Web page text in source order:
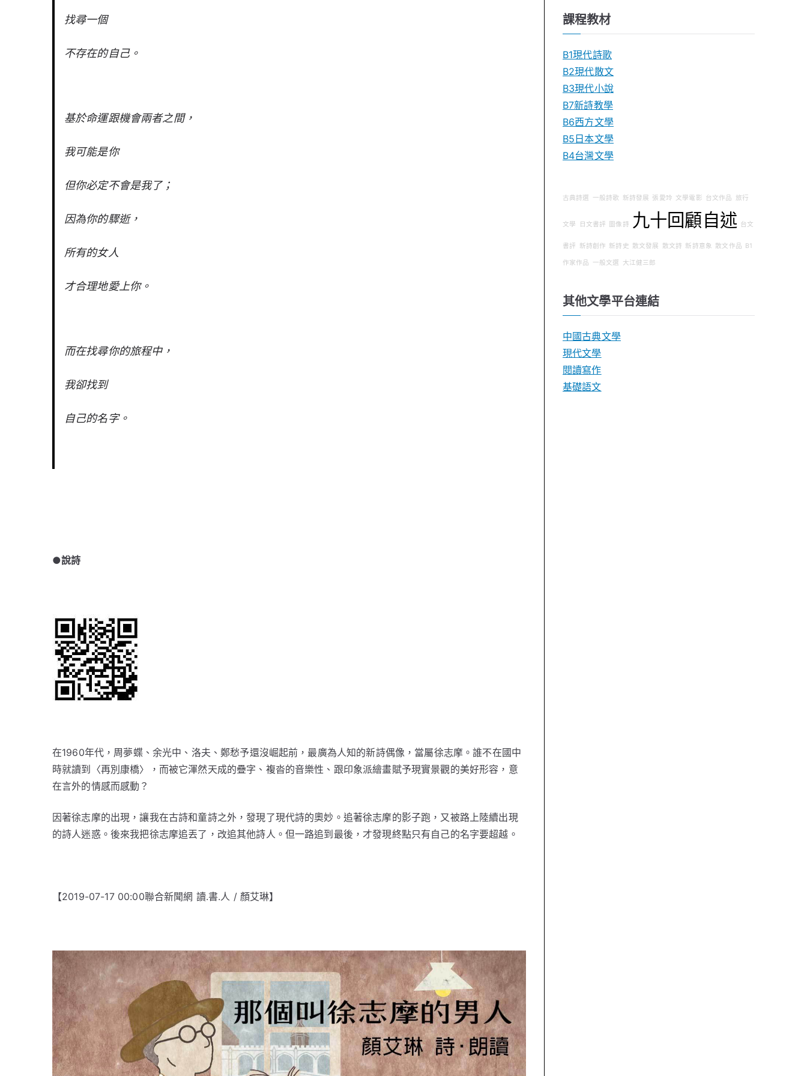
找尋一個
不存在的自己。
基於命運跟機會兩者之間，
我可能是你
但你必定不會是我了；
因為你的驟逝，
所有的女人
才合理地愛上你。
而在找尋你的旅程中，
我卻找到
自己的名字。
●說詩
在1960年代，周夢蝶、余光中、洛夫、鄭愁予還沒崛起前，最廣為人知的新詩偶像，當屬徐志摩。誰不在國中
時就讀到〈再別康橋〉，而被它渾然天成的疊字、複沓的音樂性、跟印象派繪畫賦予現實景觀的美好形容，意
在言外的情感而感動？
因著徐志摩的出現，讓我在古詩和童詩之外，發現了現代詩的奧妙。追著徐志摩的影子跑，又被路上陸續出現
的詩人迷惑。後來我把徐志摩追丟了，改追其他詩人。但一路追到最後，才發現終點只有自己的名字要超越。
【2019-07-17 00:00聯合新聞網 讀.書.人 / 顏艾琳】
課程教材
B1現代詩歌
B2現代散文
B3現代小說
B7新詩教學
B6西方文學
B5日本文學
B4台灣文學
古典詩選 一般詩歌 新詩發展 張愛玲 文學電影 台文作品 旅行
文學 日文書評 圖像詩 九十回顧自述 台文
書評 新詩創作 新詩史 散文發展 散文詩 新詩意象 散文作品 B1
作家作品 一般文選 大江健三郎
其他文學平台連結
中國古典文學
現代文學
閱讀寫作
基礎語文